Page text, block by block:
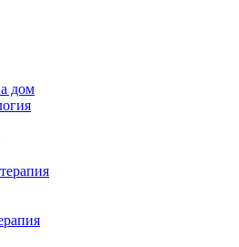
дом